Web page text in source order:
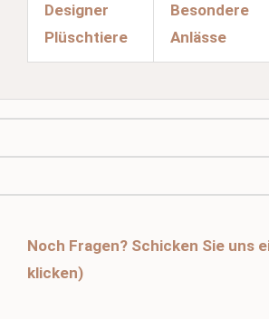
Designer
Plüschtiere
Besondere
Anlässe
Noch Fragen? Schicken Sie uns
klicken)